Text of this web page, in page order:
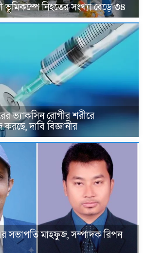
ভূমিকম্পে নিহতের সংখ্যা বেড়ে ৩৪
ভ্যাকসিন রোগীর শরীরে
দাবি বিজ্ঞানীর
সভাপতি মাহফুজ, সম্পাদক রিপন